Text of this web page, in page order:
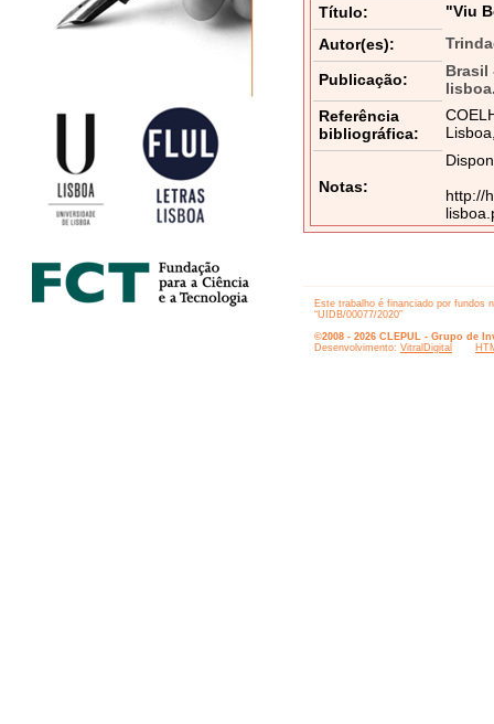
Título:
"Viu
Autor(es):
Publicação:
Brasil
Referência
bibliográfica:
Notas:
http://
Este trabalho é financiado por fundos
“UIDB/00077/2020”
©2008 - 2026 CLEPUL - Grupo de
Desenvolvimento: VitralDigital